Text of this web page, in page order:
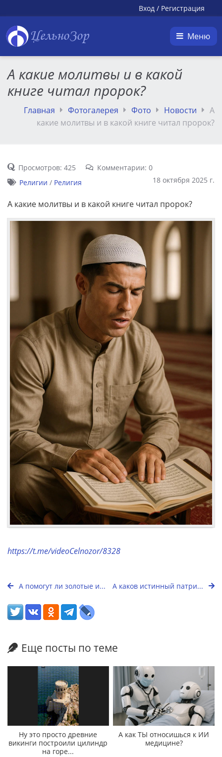
Вход / Регистрация
ЦельноЗор Меню
А какие молитвы и в какой
книге читал пророк?
Главная Фотогалерея Фото Новости
А
какие молитвы и в какой книге читал пророк?
Просмотров: 425
Комментарии: 0
18 октября 2025 г.
Религии / Религия
А какие молитвы и в какой книге читал пророк?
https://t.me/videoCelnozor/8328
А помогут ли золотые и... А каков истинный патри...
Еще посты по теме
Ну это просто древние
викинги построили цилиндр
на горе...
А как ТЫ относишься к ИИ
медицине?